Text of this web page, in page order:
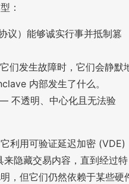
：
议）能够诚实行事并抵制篡
它们发生故障时，它们会静默
内部发生了什么。
不透明、中心化且无法验
利用可验证延迟加密 (VDE)
隐藏交易内容，直到经过特
，但它们仍然依赖于某些硬